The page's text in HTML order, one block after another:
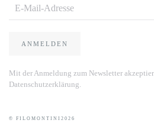
ANMELDEN
Mit der Anmeldung zum Newsletter
Datenschutzerklärung.
© FILOMONTINI 2026